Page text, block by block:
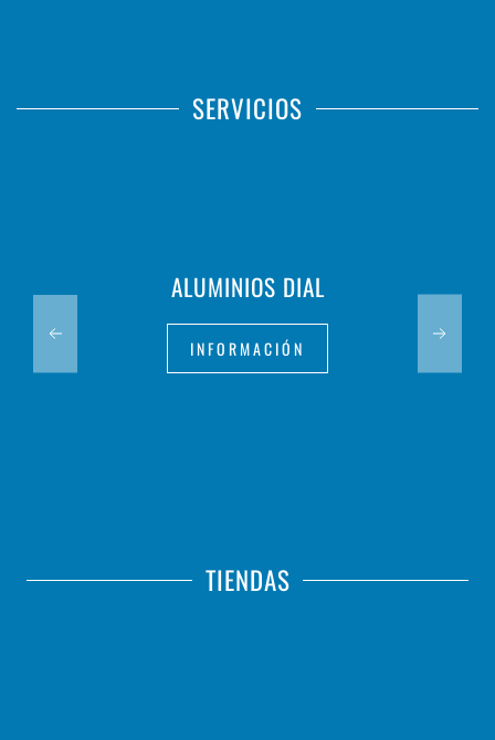
SERVICIOS
ALUMINIOS DIAL
INFORMACIÓN
TIENDAS